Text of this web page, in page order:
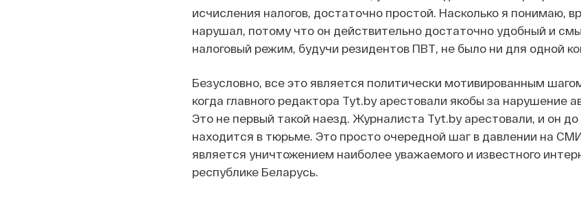
исчисления налогов, достаточно простой. Насколько я понимаю,
нарушал, потому что он действительно достаточно удобный и
налоговый режим, будучи резидентов ПВТ, не было ни для одной
Безусловно, все это является политически мотивированным
когда главного редактора Tyt.by арестовали якобы за нарушение
Это не первый такой наезд. Журналиста Tyt.by арестовали, и он до
находится в тюрьме. Это просто очередной шаг в давлении на
является уничтожением наиболее уважаемого и известного
республике Беларусь.